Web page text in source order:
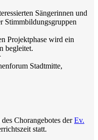
Sängerinnen und
Stimmbildungsgruppen
Projektphase wird ein
begleitet.
Stadtmitte,
Chorangebotes derEv.
statt.